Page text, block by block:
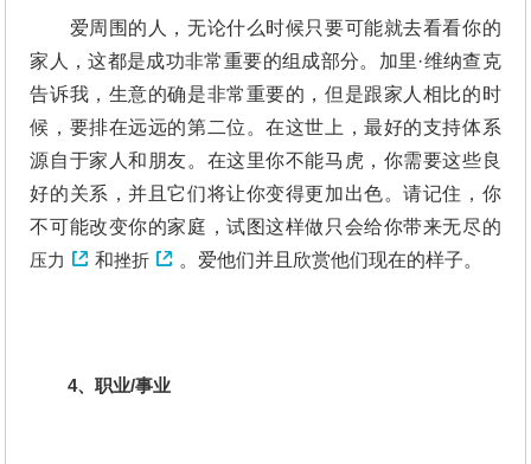
爱周围的人，无论什么时候只要可能就去看看你的
家人，这都是成功非常重要的组成部分。加里·维纳查克
告诉我，生意的确是非常重要的，但是跟家人相比的时
候，要排在远远的第二位。在这世上，最好的支持体系
源自于家人和朋友。在这里你不能马虎，你需要这些良
好的关系，并且它们将让你变得更加出色。请记住，你
不可能改变你的家庭，试图这样做只会给你带来无尽的
压力
和挫折 。爱他们并且欣赏他们现在的样子。
4、职业/事业